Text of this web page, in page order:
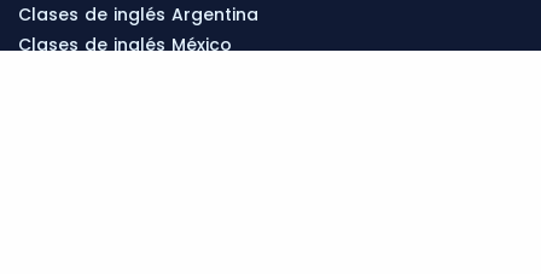
Clases de inglés Argentina
Clases de inglés México